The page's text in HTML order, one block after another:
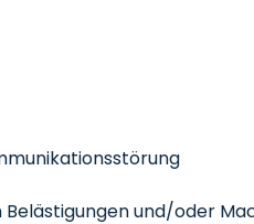
und/oder